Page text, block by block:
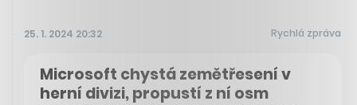
25. 1. 2024 20:32 Rychlá zpráva
Microsoft chystá zemětřesení v
herní divizi, propustí z ní osm